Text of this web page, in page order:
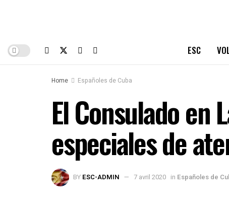
ESC
Home Españoles de Cuba
El Consulado en
especiales de
BY ESC-ADMIN 7 avril 2020 in Españoles de